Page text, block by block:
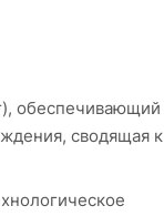
обеспечивающий
сводящая к